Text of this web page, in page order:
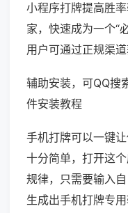
小程序打牌提高胜
家，快速成为一个“
用户可通过正规渠道
辅助安装，可QQ
件安装教程
手机打牌可以一键
十分简单，打开这
规律，只需要输入
生成出手机打牌专